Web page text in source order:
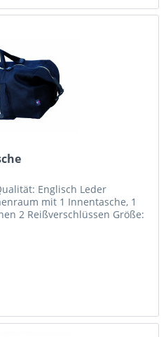
Englisch Leder
mit 1 Innentasche, 1
2 Reißverschlüssen Größe: